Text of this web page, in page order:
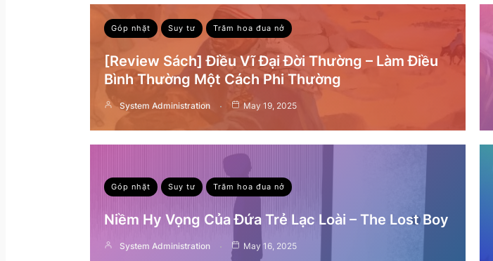
Góp nhặt Suy tư Trăm hoa đua nở
[Review Sách] Điều Vĩ Đại Đời Thường – Làm Điều
Bình Thường Một Cách Phi Thường
System Administration May 19, 2025
Góp nhặt Suy tư Trăm hoa đua nở
Niềm Hy Vọng Của Đứa Trẻ Lạc Loài – The Lost Boy
System Administration May 16, 2025